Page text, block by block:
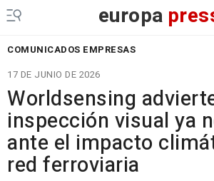
europa
COMUNICADOS EMPRESAS
17 DE JUNIO DE 2026
Worldsensing
inspección visual ya
ante el impacto
red ferroviaria